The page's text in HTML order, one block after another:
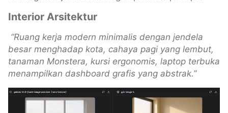
Interior Arsitektur
“Ruang kerja modern minimalis dengan jendela
besar menghadap kota, cahaya pagi yang lembut,
tanaman Monstera, kursi ergonomis, laptop terbuka
menampilkan dashboard grafis yang abstrak.”